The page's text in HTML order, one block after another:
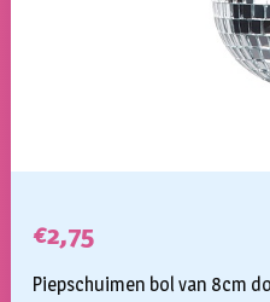
€2,75
Piepschuimen bol van 8cm